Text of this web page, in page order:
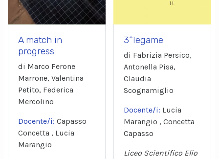
A match in
progress
di Marco Ferone
Marrone, Valentina
Petito, Federica
Mercolino
Docente/i: Capasso
Concetta , Lucia
Marangio
3^legame
di Fabrizia Persico,
Antonella Pisa,
Claudia
Scognamiglio
Docente/i: Lucia
Marangio , Concetta
Capasso
Liceo Scientifico Elio